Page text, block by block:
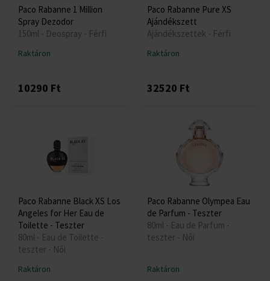
Paco Rabanne 1 Million
Spray Dezodor
150ml - Deospray - Férfi
Raktáron
10290 Ft
Paco Rabanne Pure XS
Ajándékszett
Ajándékszettek - Férfi
Raktáron
32520 Ft
Paco Rabanne Black XS Los
Angeles for Her Eau de
Toilette - Teszter
80ml - Eau de Toilette -
teszter - Női
Raktáron
Paco Rabanne Olympea Eau
de Parfum - Teszter
80ml - Eau de Parfum -
teszter - Női
Raktáron